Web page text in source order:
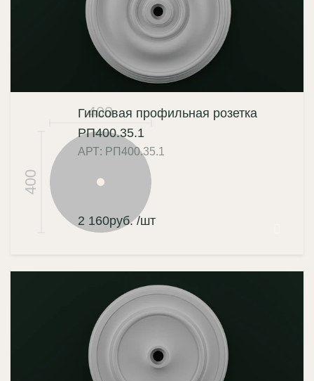
400
400
Гипсовая профильная розетка
РП400.35.1
АРТ: РП400.35.1
2 160руб. /шт